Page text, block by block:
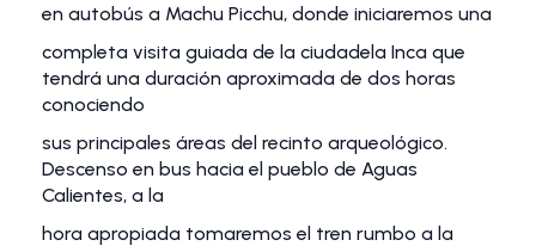
en autobús a Machu Picchu, donde iniciaremos una
completa visita guiada de la ciudadela Inca que
tendrá una duración aproximada de dos horas
conociendo
sus principales áreas del recinto arqueológico.
Descenso en bus hacia el pueblo de Aguas
Calientes, a la
hora apropiada tomaremos el tren rumbo a la